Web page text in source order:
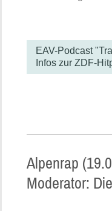
EAV-Podcast
Infos zur ZDF-
Alpenrap
Moderator: